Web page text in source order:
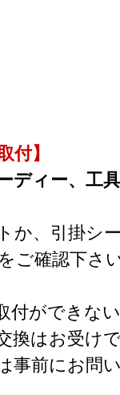
付】
ディー、工
か、引掛シ
ご確認下さ
付ができな
換はお受け
事前にお問